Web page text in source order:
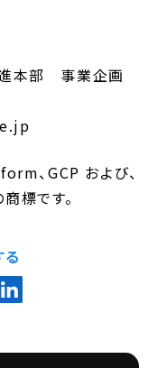
本部 事業企画
、GCP および、
標です。
る